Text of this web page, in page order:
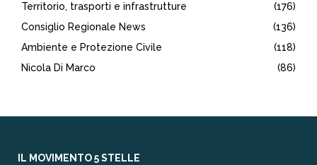
Territorio, trasporti e infrastrutture
(176)
Consiglio Regionale News
(136)
Ambiente e Protezione Civile
(118)
Nicola Di Marco
(86)
IL MOVIMENTO 5 STELLE